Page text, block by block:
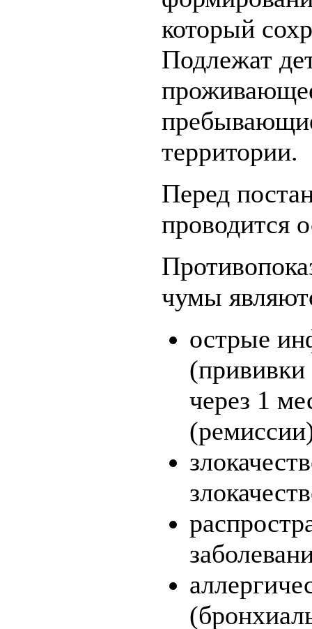
который
Подлежат
территории.
Перед
проводится
чумы
острые
(прививки
через 1